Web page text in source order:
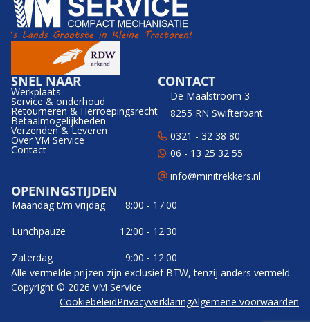
SNEL NAAR
Werkplaats
Service & onderhoud
Retourneren & Herroepingsrecht
Betaalmogelijkheden
Verzenden & Leveren
Over VM Service
Contact
CONTACT
De Maalstroom 3
8255 RN Swifterbant
0321 - 32 38 80
06 - 13 25 32 55
info@minitrekkers.nl
OPENINGSTIJDEN
Maandag t/m vrijdag
8:00 - 17:00
Lunchpauze
12:00 - 12:30
Zaterdag
9:00 - 12:00
Alle vermelde prijzen zijn exclusief BTW, tenzij anders vermeld.
Copyright © 2026 VM Service
CookiebeleidPrivacyverklaringAlgemene voorwaarden